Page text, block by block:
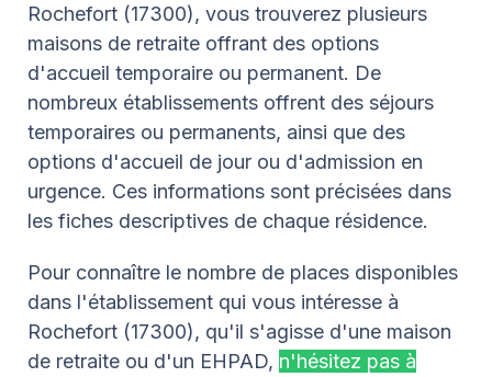
Rochefort (17300), vous trouverez plusieurs
maisons de retraite offrant des options
d'accueil temporaire ou permanent. De
nombreux établissements offrent des séjours
temporaires ou permanents, ainsi que des
options d'accueil de jour ou d'admission en
urgence. Ces informations sont précisées dans
les fiches descriptives de chaque résidence.
Pour connaître le nombre de places disponibles
dans l'établissement qui vous intéresse à
Rochefort (17300), qu'il s'agisse d'une maison
de retraite ou d'un EHPAD, n'hésitez pas à